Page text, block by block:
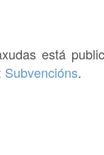
está
Subvencións.